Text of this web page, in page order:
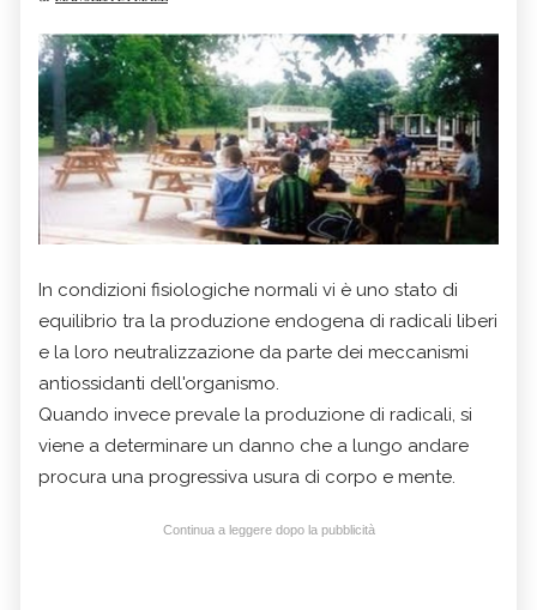
In condizioni fisiologiche normali vi è uno stato di
equilibrio tra la produzione endogena di radicali liberi
e la loro neutralizzazione da parte dei meccanismi
antiossidanti dell'organismo.
Quando invece prevale la produzione di radicali, si
viene a determinare un danno che a lungo andare
procura una progressiva usura di corpo e mente.
Continua a leggere dopo la pubblicità